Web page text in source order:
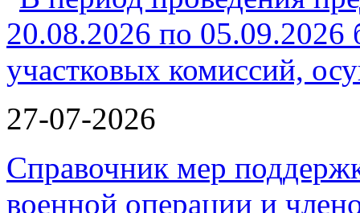
27-07-2026
Справочник мер
военной операции и